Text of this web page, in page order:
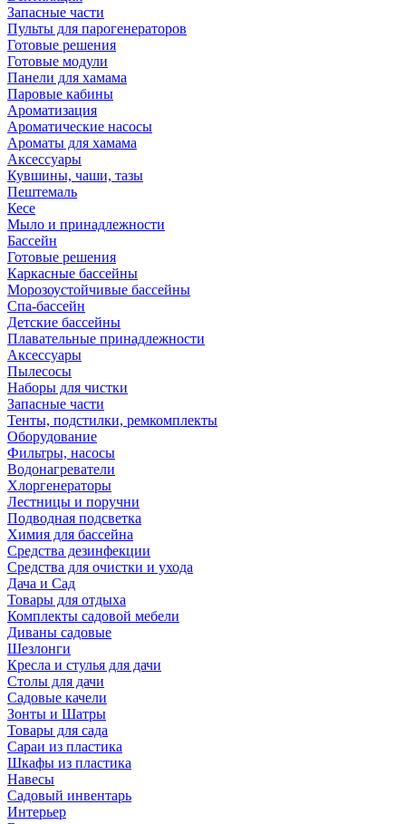
Запасные части
Пульты для парогенераторов
Готовые решения
Готовые модули
Панели для хамама
Паровые кабины
Ароматизация
Ароматические насосы
Ароматы для хамама
Аксессуары
Кувшины, чаши, тазы
Пештемаль
Кесе
Мыло и принадлежности
Бассейн
Готовые решения
Каркасные бассейны
Морозоустойчивые бассейны
Спа-бассейн
Детские бассейны
Плавательные принадлежности
Аксессуары
Пылесосы
Наборы для чистки
Запасные части
Тенты, подстилки, ремкомплекты
Оборудование
Фильтры, насосы
Водонагреватели
Хлоргенераторы
Лестницы и поручни
Подводная подсветка
Химия для бассейна
Средства дезинфекции
Средства для очистки и ухода
Дача и Сад
Товары для отдыха
Комплекты садовой мебели
Диваны садовые
Шезлонги
Кресла и стулья для дачи
Столы для дачи
Садовые качели
Зонты и Шатры
Товары для сада
Сараи из пластика
Шкафы из пластика
Навесы
Садовый инвентарь
Интерьер